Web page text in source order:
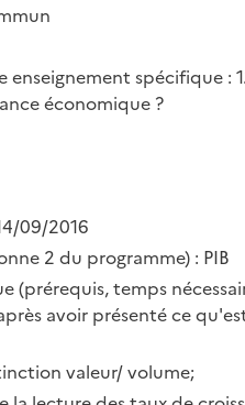
spécifique :
économique ?
09/2016
2 du programme) : PIB
(prérequis, temps
avoir présenté ce
valeur/ volume;